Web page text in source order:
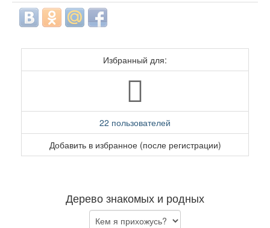
Избранный для:
22 пользователей
Добавить в избранное (после регистрации)
Дерево знакомых и родных